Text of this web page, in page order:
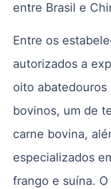
entre Brasil e
Entre os
autorizados a
oito
bovinos, um de
carne bovina,
especializados
frango e suína.